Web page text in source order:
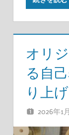
オリ
る自
り上
2026年1